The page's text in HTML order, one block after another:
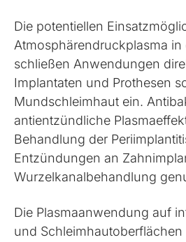
Die potentiellen
Atmosphärendruckplasma in
schließen Anwendungen
Implantaten und Prothesen
Mundschleimhaut ein.
antientzündliche
Behandlung der
Entzündungen an
Wurzelkanalbehandlung
Die Plasmaanwendung auf
und